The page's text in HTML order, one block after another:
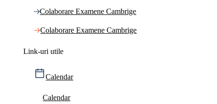
Colaborare Examene Cambrige
Colaborare Examene Cambrige
Link-uri utile
Calendar
Calendar